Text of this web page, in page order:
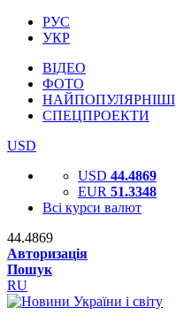
РУС
УКР
ВІДЕО
ФОТО
НАЙПОПУЛЯРНІШІ
СПЕЦПРОЕКТИ
USD
USD 44.4869
EUR 51.3348
Всі курси валют
44.4869
Авторизація
Пошук
RU